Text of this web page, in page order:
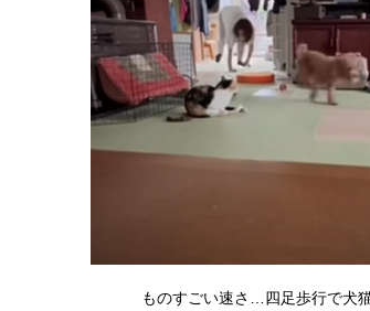
ものすごい速さ…四足歩行で犬